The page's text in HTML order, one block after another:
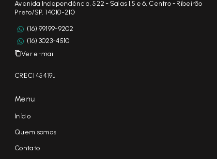
Avenida Independência, 522 - Salas 1,5 e 6, Centro - Ribeirão
Preto/SP, 14010-210
(16) 99199-9202
(16) 3023-4510
Ver e-mail
CRECI 45419J
Menu
Início
Quem somos
Contato